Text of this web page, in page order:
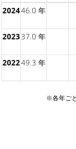
202446.0 年
202337.0 年
202249.3 年
※各年ご